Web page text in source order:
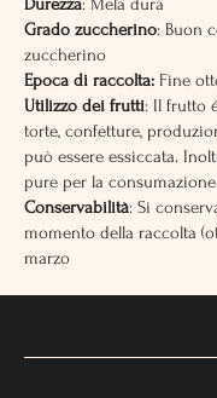
Durezza: Mela dura
Grado zuccherino: Buon
zuccherino
Epoca di raccolta: Fine
Utilizzo dei frutti: Il frutto
torte, confetture,
può essere essiccata.
pure per la
Conservabilità: Si
momento della raccolta
marzo